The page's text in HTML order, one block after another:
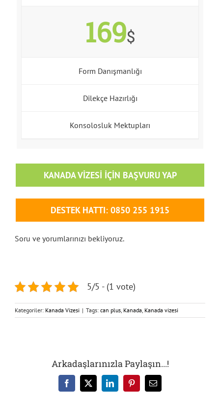
169$
Form Danışmanlığı
Dilekçe Hazırlığı
Konsolosluk Mektupları
KANADA VIZESI İÇIN BAŞVURU YAP
DESTEK HATTI: 0850 255 1915
Soru ve yorumlarınızı bekliyoruz.
5/5 - (1 vote)
Kategoriler: Kanada Vizesi | Tags: can plus, Kanada, Kanada vizesi
Arkadaşlarınızla Paylaşın...!
Facebook
X LinkedInPinterest
E-
posta